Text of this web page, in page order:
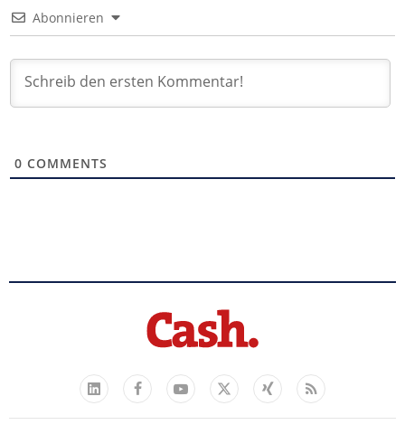
Abonnieren
0 COMMENTS
LinkedIn
FacebookYouTube
X
Xing Feed